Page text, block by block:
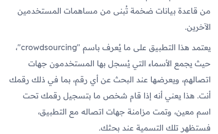
من قاعدة بيانات ضخمة تُبنى من مساهمات المستخدمين
الآخرين.
يعتمد هذا التطبيق على ما يُعرف باسم "crowdsourcing"،
حيث يجمع الأسماء التي يُسجل بها المستخدمون جهات
اتصالهم، ويعرضها عند البحث عن أي رقم، بما في ذلك رقمك
أنت. هذا يعني أنه إذا قام شخص ما بتسجيل رقمك تحت
اسم معين، وتمت مزامنة جهات اتصاله مع التطبيق،
فستظهر تلك التسمية عند بحثك.